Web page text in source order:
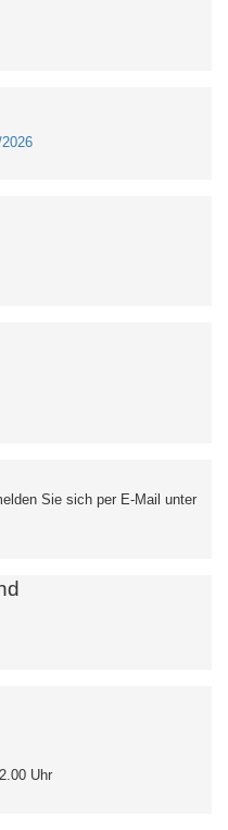
Sie sich per E-Mail unter
Uhr